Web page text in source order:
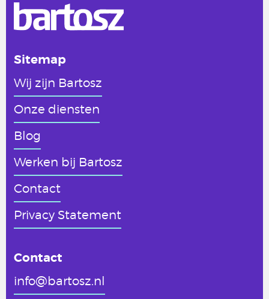
Sitemap
Wij zijn Bartosz
Onze diensten
Blog
Werken bij Bartosz
Contact
Privacy Statement
Contact
info@bartosz.nl